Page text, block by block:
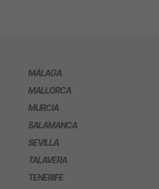
MÁLAGA
MALLORCA
MURCIA
SALAMANCA
SEVILLA
TALAVERA
TENERIFE